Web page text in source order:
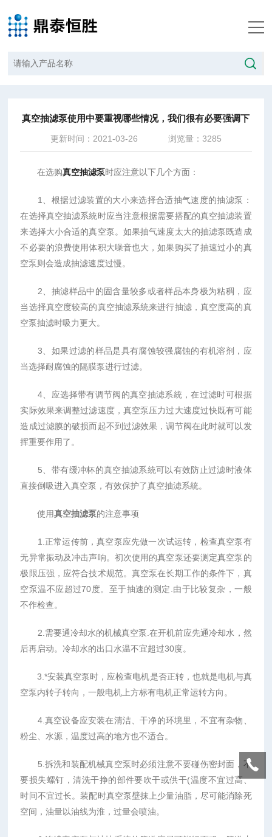
真空抽滤泵使用中要重视哪些情况，我们很有必要强调下
更新时间：2021-03-26 浏览量：3285
在选购真空抽滤泵时应注意以下几个方面：
1、根据过滤装置的大小来选择合适抽气速度的抽滤泵：
在选择真空抽滤系統时应当注意根据需要搭配的真空抽滤装置
来选择大小合适的真空泵。如果抽气速度太大的抽滤泵既造成
不必要的浪费使用体积大噪音也大，如果购买了抽速过小的真
空泵则会造成抽滤速度过慢。
2、抽滤样品中的固含量较多或者样品本身极为粘稠，应
当选择真空度较高的真空抽滤系統来进行抽滤，真空度高的真
空泵抽滤时吸力更大。
3、如果过滤的样品是具有腐蚀较强腐蚀的有机溶剂，应
当选择耐腐蚀的隔膜泵进行过滤。
4、应选择带有调节阀的真空抽滤系統，在过滤时可根据
实际效果来调整过滤速度，真空泵压力过大速度过快既有可能
造成过滤膜的破损而起不到过滤效果，调节阀在此时就可以发
挥重要作用了。
5、带有缓冲杯的真空抽滤系統可以有效防止过滤时液体
直接倒吸进入真空泵，有效保护了真空抽滤系統。
使用真空抽滤泵的注意事项
1.正常运传前，真空泵应先做一次试运转，检查真空泵有
无异常振动及冲击声响。初次使用的真空泵还要测定真空泵的
极限压强，应符合技术规范。真空泵在长期工作的条件下，真
空泵温不应超过70度。至于抽速的测定.由于比较复杂，一般
不作检查。
2.需要通冷却水的机械真空泵.在开机前应先通冷却水，然
后再启动。冷却水的出口水温不宜超过30度。
3.*安装真空泵时，应检查电机是否正转，也就是电机与真
空泵内转子转向，一般电机上方标有电机正常运转方向。
4.真空设备应安装在清洁、干净的环境里，不宜有杂物、
粉尘、水源，温度过高的地方也不适合。
5.拆洗和装配机械真空泵时必须注意不要碰伤密封面，不
要损失螺钉，清洗干挣的部件要吹干或供干(温度不宜过高、
时间不宜过长。装配时真空泵壁抹上少量油脂，尽可能消除死
空间，油量以油线为淮，过量会喷油。